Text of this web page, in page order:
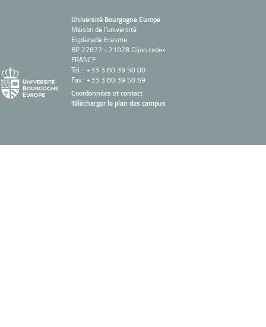
Université Bourgogne Europe
Maison de l'université
Esplanade Erasme
BP 27877 - 21078 Dijon cedex
FRANCE
Tél. : +33 3 80 39 50 00
Fax : +33 3 80 39 50 69
Coordonnées et contact
Télécharger le plan des campus